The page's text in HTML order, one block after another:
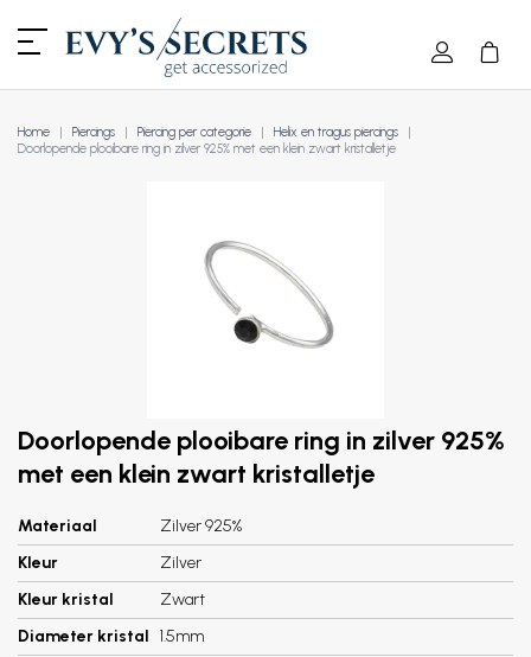
Home Piercings Piercing per categorie
Helix en tragus piercings
Doorlopende plooibare ring in zilver 925% met een klein zwart kristalletje
Doorlopende plooibare ring in zilver 925%
met een klein zwart kristalletje
Materiaal
Zilver 925%
Kleur
Zilver
Kleur kristal
Zwart
Diameter kristal 1.5mm